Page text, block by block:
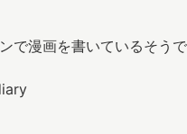
で漫画を書いているそうで